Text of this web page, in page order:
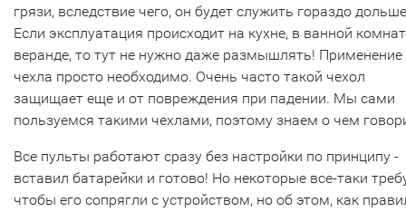
грязи, вследствие чего, он будет служить гораздо
Если эксплуатация происходит на кухне, в ванной
веранде, то тут не нужно даже размышлять! Применение
чехла просто необходимо. Очень часто такой чехол
защищает еще и от повреждения при падении. Мы сами
пользуемся такими чехлами, поэтому знаем о чем
Все пульты работают сразу без настройки по принципу -
вставил батарейки и готово! Но некоторые все-таки
чтобы его сопрягли с устройством, но об этом, как